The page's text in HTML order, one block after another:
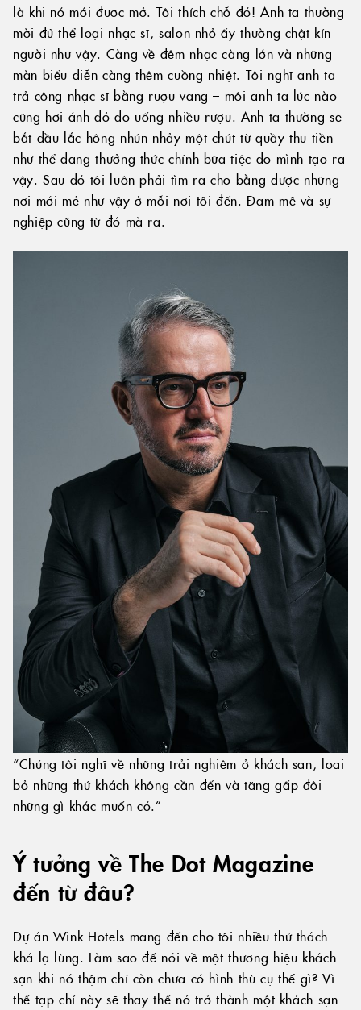
là khi nó mới được mở. Tôi thích chỗ đó! Anh ta thường
mời đủ thể loại nhạc sĩ, salon nhỏ ấy thường chật kín
người như vậy. Càng về đêm nhạc càng lớn và những
màn biểu diễn càng thêm cuồng nhiệt. Tôi nghĩ anh ta
trả công nhạc sĩ bằng rượu vang – môi anh ta lúc nào
cũng hơi ánh đỏ do uống nhiều rượu. Anh ta thường sẽ
bắt đầu lắc hông nhún nhảy một chút từ quầy thu tiền
như thể đang thưởng thức chính bữa tiệc do mình tạo ra
vậy. Sau đó tôi luôn phải tìm ra cho bằng được những
nơi mới mẻ như vậy ở mỗi nơi tôi đến. Đam mê và sự
nghiệp cũng từ đó mà ra.
“Chúng tôi nghĩ về những trải nghiệm ở khách sạn, loại
bỏ những thứ khách không cần đến và tăng gấp đôi
những gì khác muốn có.”
Ý tưởng về The Dot Magazine
đến từ đâu?
Dự án Wink Hotels mang đến cho tôi nhiều thử thách
khá lạ lùng. Làm sao để nói về một thương hiệu khách
sạn khi nó thậm chí còn chưa có hình thù cụ thể gì? Vì
thế tạp chí này sẽ thay thế nó trở thành một khách sạn